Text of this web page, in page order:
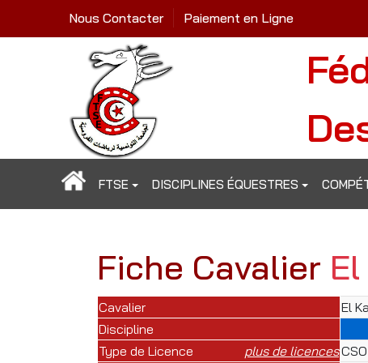
Nous Contacter Paiement en Ligne
FTSE DISCIPLINES ÉQUESTRES
Fiche Cavalier
Cavalier El
Discipline
Type de Licence
plus de licences